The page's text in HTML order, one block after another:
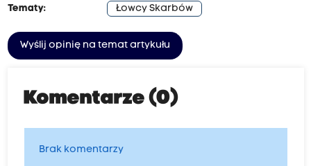
Tematy: Łowcy Skarbów
Wyślij opinię na temat artykułu
Komentarze (0)
Brak komentarzy